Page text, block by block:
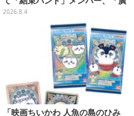
井きくり」のメイド衣装フィギュ
2026.8.4
「映画ちいかわ 人魚の島のひみ